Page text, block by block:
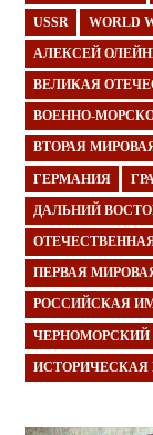
USSR WORLD
АЛЕКСЕЙ
ВЕЛИКАЯ
ВОЕННО-
ВТОРАЯ
ГЕРМАНИЯ
ДАЛЬНИЙ
ПЕРВАЯ
РОССИЙСКАЯ
ЧЕРНОМОРСКИЙ
ИСТОРИЧЕСКАЯ